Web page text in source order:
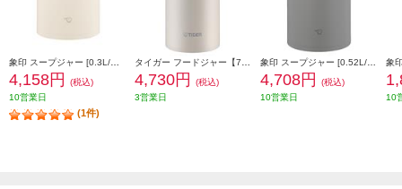
4,158円
(税込)
10営業日
(1件)
4,730円
(税込)
3営業日
4,708円
(税込)
10営業日
10